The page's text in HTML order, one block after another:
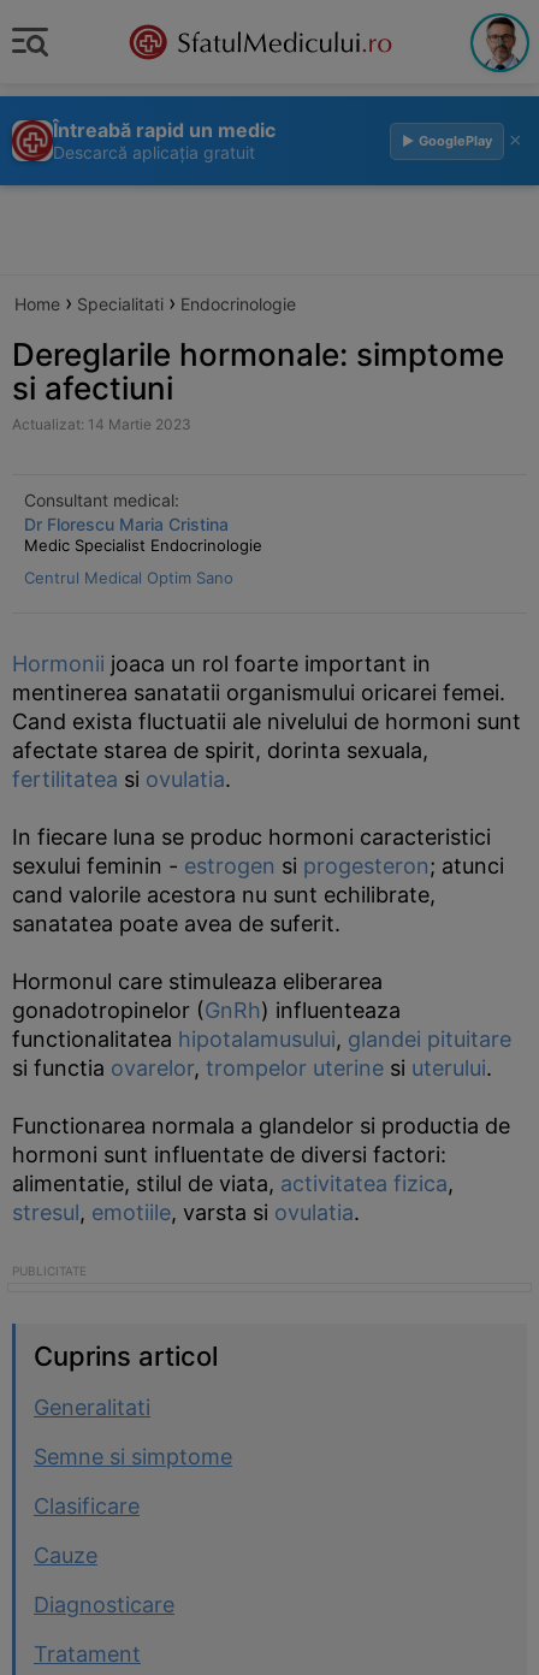
Întreabă rapid un medic
Descarcă aplicația gratuit
▶ GooglePlay ×
Home › Specialitati › Endocrinologie
Dereglarile hormonale: simptome
si afectiuni
Actualizat: 14 Martie 2023
Consultant medical:
Dr Florescu Maria Cristina
Medic Specialist Endocrinologie
Centrul Medical Optim Sano
Hormonii joaca un rol foarte important in
mentinerea sanatatii organismului oricarei femei.
Cand exista fluctuatii ale nivelului de hormoni sunt
afectate starea de spirit, dorinta sexuala,
fertilitatea si ovulatia.
In fiecare luna se produc hormoni caracteristici
sexului feminin - estrogen si progesteron; atunci
cand valorile acestora nu sunt echilibrate,
sanatatea poate avea de suferit.
Hormonul care stimuleaza eliberarea
gonadotropinelor (GnRh) influenteaza
functionalitatea hipotalamusului, glandei pituitare
si functia ovarelor, trompelor uterine si uterului.
Functionarea normala a glandelor si productia de
hormoni sunt influentate de diversi factori:
alimentatie, stilul de viata, activitatea fizica,
stresul, emotiile, varsta si ovulatia.
Cuprins articol
Generalitati
Semne si simptome
Clasificare
Cauze
Diagnosticare
Tratament